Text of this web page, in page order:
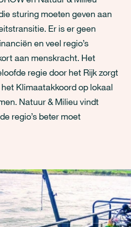
sturing moeten geven aan
Er is er geen
en veel regio’s
aan menskracht. Het
regie door het Rijk zorgt
Klimaatakkoord op lokaal
Natuur & Milieu vindt
regio’s beter moet